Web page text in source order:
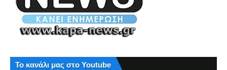
Το κανάλι μας στο Youtube